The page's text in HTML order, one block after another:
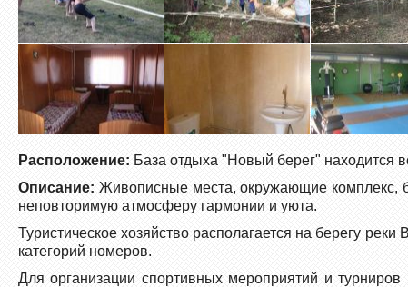
Расположение: База отдыха "Новый берег" находится
Описание: Живописные места, окружающие комплекс,
неповторимую атмосферу гармонии и уюта.
Туристическое хозяйство располагается на берегу
категорий номеров.
Для организации спортивных мероприятий и